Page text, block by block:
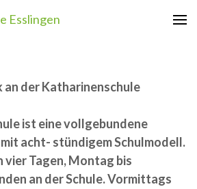
der Katharinenschule
ist eine vollgebundene
acht- stündigem Schulmodell.
vier Tagen, Montag bis
an der Schule. Vormittags